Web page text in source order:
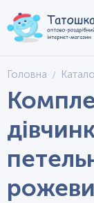
Головна